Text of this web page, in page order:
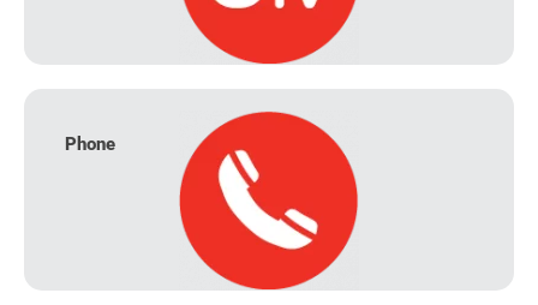
Phone